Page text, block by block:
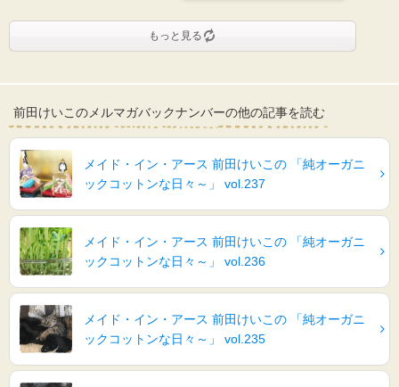
もっと見る
前田けいこのメルマガバックナンバーの他の記事を読む
メイド・イン・アース 前田けいこの 「純オーガニ
ックコットンな日々～」 vol.237
メイド・イン・アース 前田けいこの 「純オーガニ
ックコットンな日々～」 vol.236
メイド・イン・アース 前田けいこの 「純オーガニ
ックコットンな日々～」 vol.235